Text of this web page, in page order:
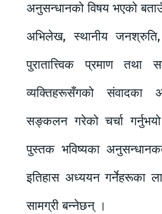
अनुसन्धानको विषय भएको
अभिलेख, स्थानीय जनश्रुति,
पुरातात्त्विक प्रमाण तथा
व्यक्तिहरूसँगको संवादका
सङ्कलन गरेको चर्चा
पुस्तक भविष्यका
इतिहास अध्ययन गर्नेहरूका
सामग्री बन्नेछन् ।